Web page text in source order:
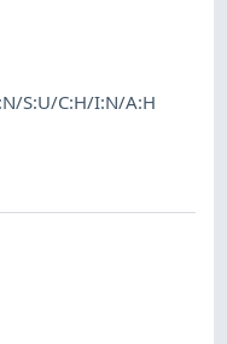
S:U/C:H/I:N/A:H